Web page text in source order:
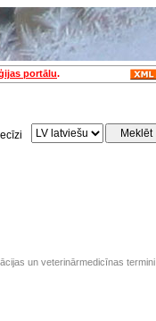
portālu.
un veterinārmedicīnas termini